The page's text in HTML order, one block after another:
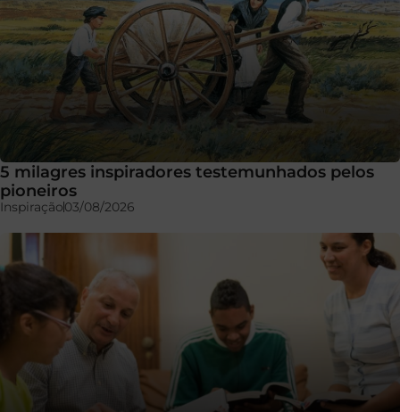
5 milagres inspiradores testemunhados pelos
pioneiros
Inspiração03/08/2026